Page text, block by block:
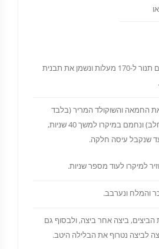
קודם כל, נחמם תנור ל-170 מעלות ונשמן את תבנית
החמאה והשוקולד המריר (בלבד
בלי השוקולד חלב) ונחמם במיקרו למשך 40 שניות,
שנקבל עיסה חלקה.
למיקרו לעוד מספר שניות.
והמלח ונערבב.
הביצים, ביצה אחר ביצה, ולבסוף גם
לביצה נטרוף את הבלילה היטב.